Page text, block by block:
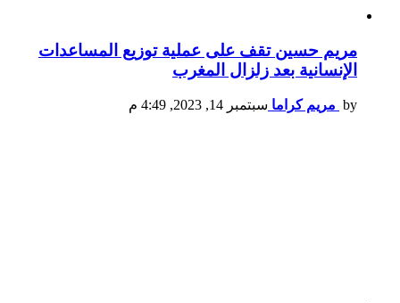
مريم حسين تقف على عملية توزيع المساعدات
الإنسانية بعد زلزال المغرب
by مريم كراما سبتمبر 14, 2023, 4:49 م